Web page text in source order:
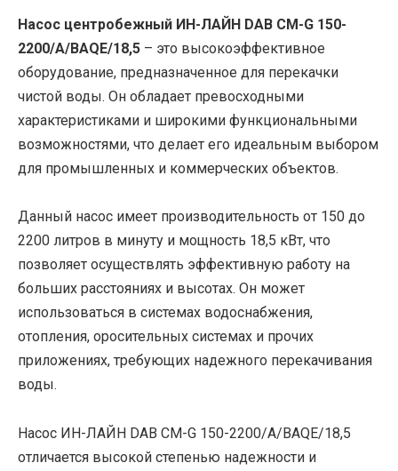
Насос центробежный ИН-ЛАЙН DAB CM-G 150-
2200/A/BAQE/18,5 – это высокоэффективное
оборудование, предназначенное для перекачки
чистой воды. Он обладает превосходными
характеристиками и широкими функциональными
возможностями, что делает его идеальным выбором
для промышленных и коммерческих объектов.
Данный насос имеет производительность от 150 до
2200 литров в минуту и мощность 18,5 кВт, что
позволяет осуществлять эффективную работу на
больших расстояниях и высотах. Он может
использоваться в системах водоснабжения,
отопления, оросительных системах и прочих
приложениях, требующих надежного перекачивания
воды.
Насос ИН-ЛАЙН DAB CM-G 150-2200/A/BAQE/18,5
отличается высокой степенью надежности и